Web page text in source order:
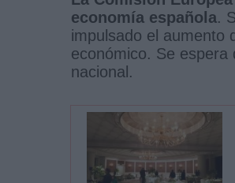
economía española.
impulsado el aumento
económico. Se
nacional.